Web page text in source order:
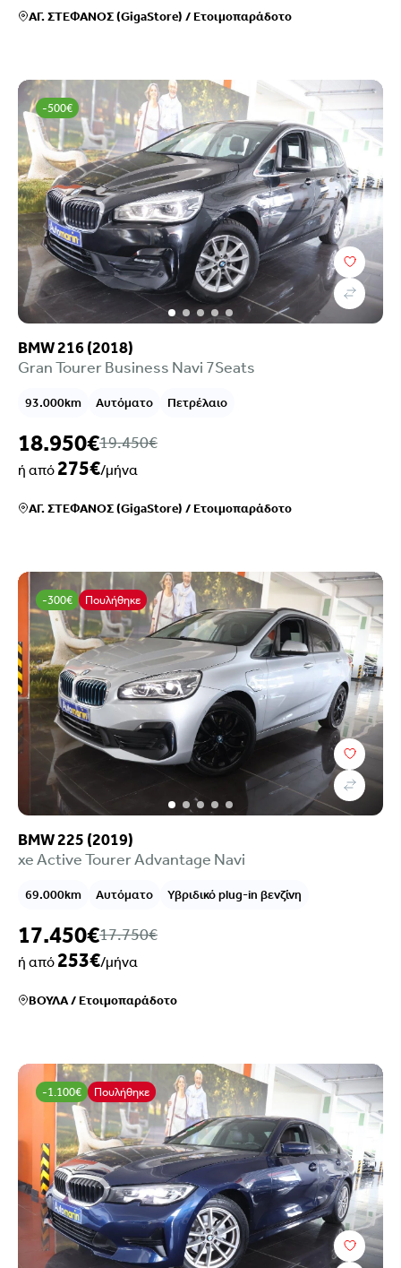
ΑΓ. ΣΤΕΦΑΝΟΣ (GigaStore) /Ετοιμοπαράδοτο
-500€
BMW 216 (2018)
Gran Tourer Business Navi 7Seats
93.000km Αυτόματο Πετρέλαιο
18.950€19.450€
ή από275€/μήνα
ΑΓ. ΣΤΕΦΑΝΟΣ (GigaStore) /Ετοιμοπαράδοτο
-300€ Πουλήθηκε
BMW 225 (2019)
xe Active Tourer Advantage Navi
69.000km Αυτόματο Υβριδικό plug-in βενζίνη
17.450€17.750€
ή από253€/μήνα
ΒΟΥΛΑ/Ετοιμοπαράδοτο
-1.100€ Πουλήθηκε